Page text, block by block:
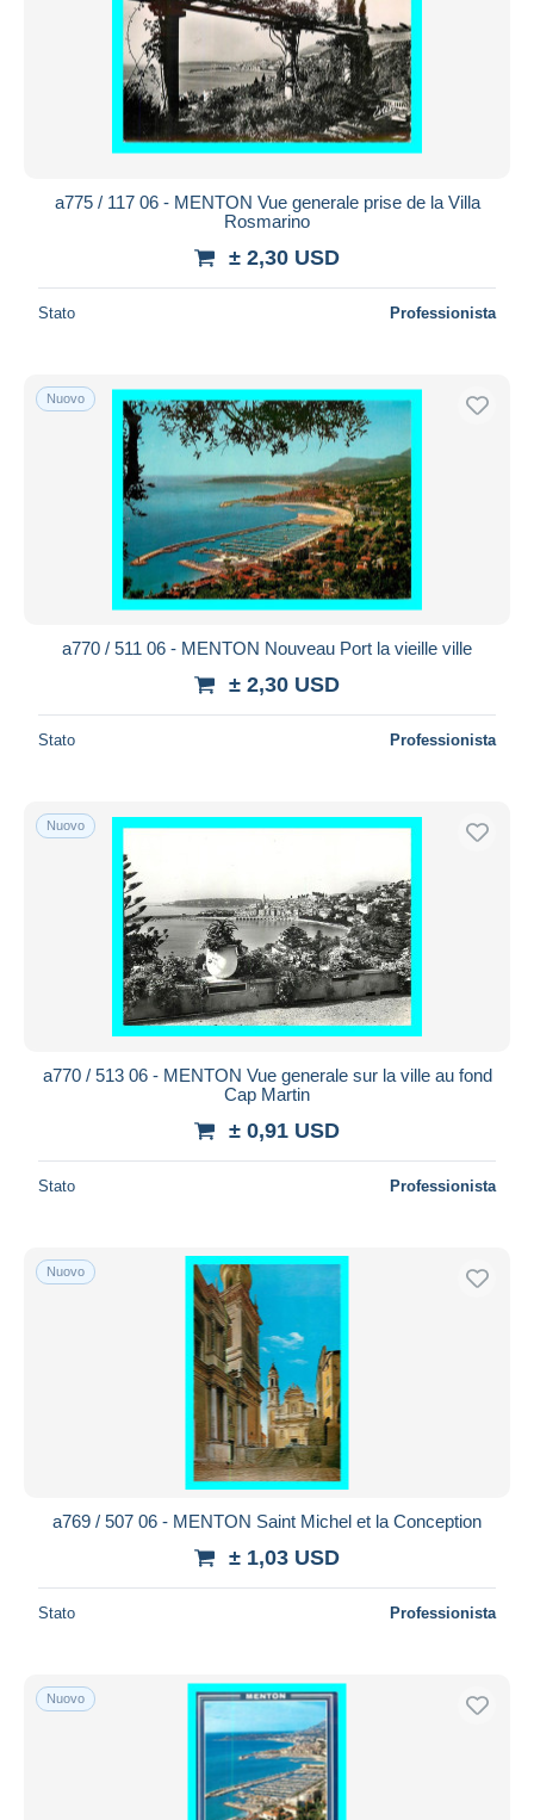
a775 / 117 06 - MENTON Vue generale prise de la Villa
Rosmarino
± 2,30 USD
Stato Professionista
Nuovo
a770 / 511 06 - MENTON Nouveau Port la vieille ville
± 2,30 USD
Stato Professionista
Nuovo
a770 / 513 06 - MENTON Vue generale sur la ville au fond
Cap Martin
± 0,91 USD
Stato Professionista
Nuovo
a769 / 507 06 - MENTON Saint Michel et la Conception
± 1,03 USD
Stato Professionista
Nuovo